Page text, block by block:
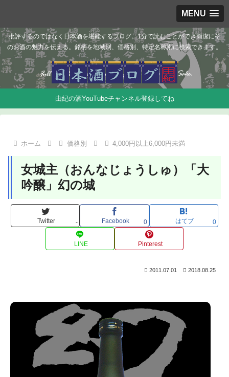
MENU
批評するのではなく日本酒を堪能するブログ。1分で読むことができ簡潔にそ
のお酒の魅力を伝える。銘柄を地域別、価格別、特定名称別に検索できます。
由紀の酒YouTubeチャンネル登録してね
ホーム 価格別 4,000円以上6,000円未満
女城主（おんなじょうしゅ）「大
吟醸」幻の城
Twitter - Facebook 0 はてブ 0
LINE Pinterest
2011.07.01 2018.08.25